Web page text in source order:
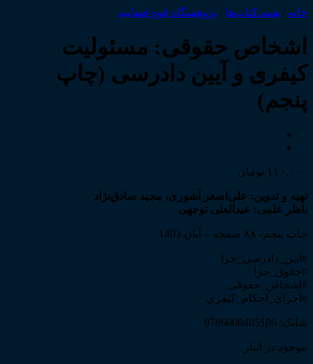
خانه / همه‌ـ‌کتاب‌ها / پژوهشگاه قوه قضاییه
اشخاص حقوقی: مسئولیت
کیفری و آیین دادرسی (چاپ
پنجم)
۱۱۰,۰۰۰ تومان
تهیه و تدوین: علی‌اصغر آشوری، مجید صادق‌نژاد
ناظر علمی: عبدالعلی توجهی
چاپ پنجم- ۸۸ صفحه – آبان 1403
#آیین_دادرسی_جزا
#حقوق_جزا
#اشخاص_حقوقی
#اجرای_احکام_کیفری
شابک: 9786008485186
موجود در انبار